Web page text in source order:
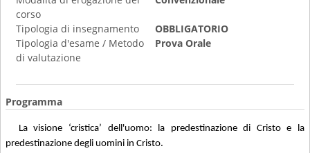
corso
Tipologia di insegnamento
OBBLIGATORIO
Tipologia d'esame / Metodo
di valutazione
Prova Orale
Programma
La visione ‘cristica’ dell'uomo: la predestinazione di Cristo e la
predestinazione degli uomini in Cristo.